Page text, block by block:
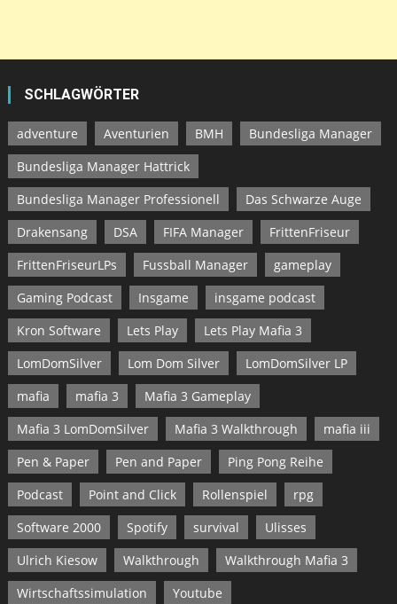
SCHLAGWÖRTER
adventure Aventurien BMH
Bundesliga Manager
Bundesliga Manager Hattrick
Bundesliga Manager Professionell
Das Schwarze Auge
Drakensang
DSA FIFA Manager
FrittenFriseur
FrittenFriseurLPs
Fussball Manager
gameplay
Gaming Podcast
Insgame
insgame podcast
Kron Software
Lets Play
Lets Play Mafia 3
LomDomSilver
Lom Dom Silver
LomDomSilver LP
mafia
mafia 3
Mafia 3 Gameplay
Mafia 3 LomDomSilver
Mafia 3 Walkthrough
mafia iii
Pen & Paper
Pen and Paper
Ping Pong Reihe
Podcast
Point and Click Rollenspiel
rpg
Software 2000
Spotify survival
Ulisses
Ulrich Kiesow
Walkthrough
Walkthrough Mafia 3
Wirtschaftssimulation
Youtube